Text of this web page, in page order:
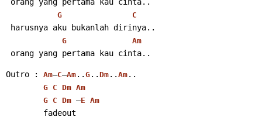
G C
harusnya aku bukanlah dirinya..
G Am
orang yang pertama kau cinta..
Outro : Am–C–Am .. G .. Dm .. Am ..
G C Dm Am
G C Dm –E Am
        fadeout